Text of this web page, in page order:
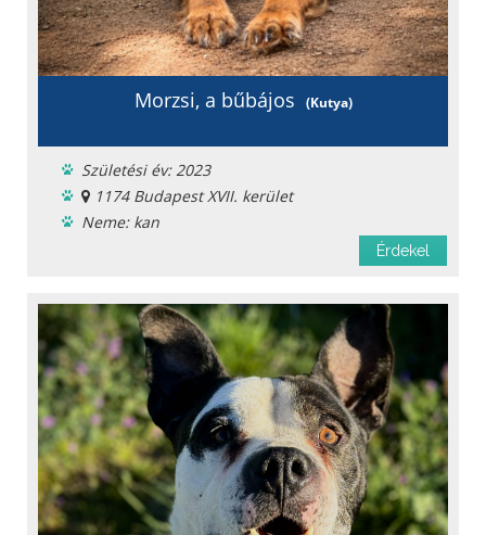
Morzsi, a bűbájos (Kutya)
Születési év: 2023
1174 Budapest XVII. kerület
Neme: kan
Oltást kapott
Féreghajtva
Ivartalanítva
Chipje van
Szobatiszta
Oltási könyv
Fajta: keverék
Érdekel